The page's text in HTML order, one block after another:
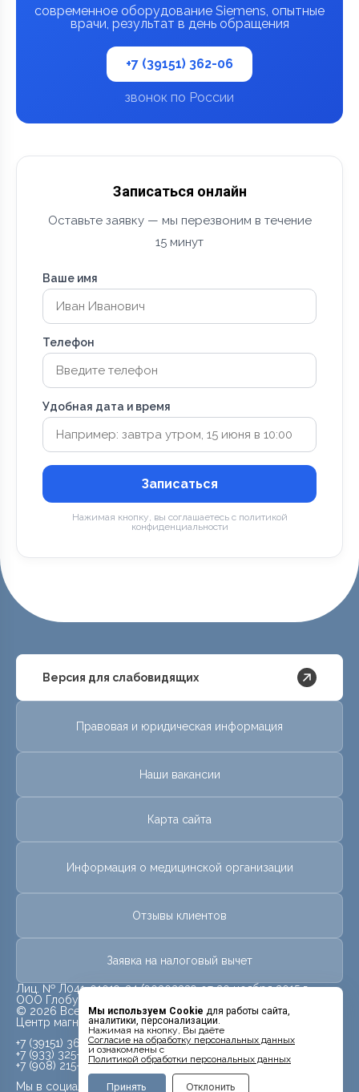
Мы используем Cookie для работы сайта,
аналитики, персонализации.
Нажимая на кнопку, Вы даёте
Cогласие на обработку персональных данных
и ознакомлены с
Политикой обработки персональных данных
Принять Отклонить
современное оборудование Siemens, опытные
врачи, результат в день обращения
+7 (39151) 362-06
звонок по России
Записаться онлайн
Оставьте заявку — мы перезвоним в течение
15 минут
Ваше имя
Телефон
Удобная дата и время
Записаться
Нажимая кнопку, вы соглашаетесь с политикой
конфиденциальности
Версия для слабовидящих
Правовая и юридическая информация
Наши вакансии
Карта сайта
Информация о медицинской организации
Отзывы клиентов
Заявка на налоговый вычет
Лиц. № Л041-01019-24/00302339 от 20 ноября 2015 г.
ООО Глобус
© 2026 Все права защищены.
Центр магнитно-резонансной томографии «МРТ Лидер»
Мы в социальных сетях
+7 (39151) 362-06
+7 (933) 325-70-70
+7 (908) 215-98-58